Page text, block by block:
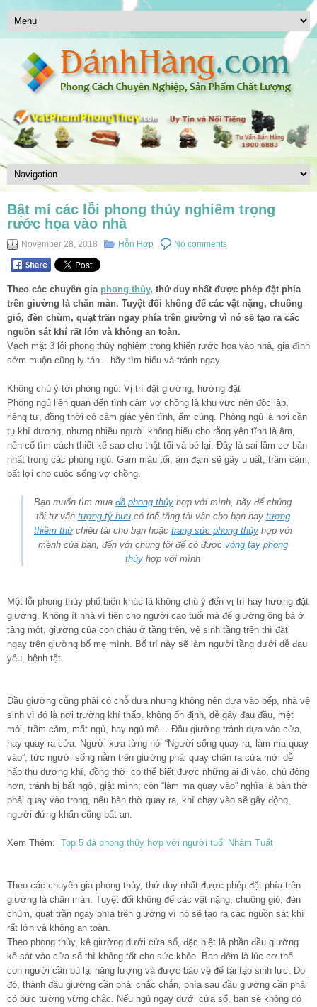
Bật mí các lỗi phong thủy nghiêm trọng
rước họa vào nhà
November 28, 2018 Hỗn Hợp No comments
Theo các chuyên gia phong thủy, thứ duy nhất được phép đặt phía
trên giường là chăn màn. Tuyệt đối không để các vật nặng, chuông
gió, đèn chùm, quạt trần ngay phía trên giường vì nó sẽ tạo ra các
nguồn sát khí rất lớn và không an toàn.
Vạch mặt 3 lỗi phong thủy nghiêm trọng khiến rước họa vào nhà, gia đình
sớm muộn cũng ly tán – hãy tìm hiểu và tránh ngay.
Không chú ý tới phòng ngủ: Vị trí đặt giường, hướng đặt
Phòng ngủ liên quan đến tình cảm vợ chồng là khu vực nên độc lập,
riêng tư, đồng thời có cảm giác yên tĩnh, ấm cúng. Phòng ngủ là nơi cần
tụ khí dương, nhưng nhiều người không hiểu cho rằng yên tĩnh là âm,
nên cố tìm cách thiết kế sao cho thật tối và bé lại. Đây là sai lầm cơ bản
nhất trong các phòng ngủ. Gam màu tối, ảm đạm sẽ gây u uất, trầm cảm,
bất lợi cho cuộc sống vợ chồng.
Bạn muốn tìm mua đồ phong thủy hợp với mình, hãy để chúng
tôi tư vấn tượng tỳ hưucó thể tăng tài vận cho bạn hay tượng
thiềm thừchiêu tài cho bạn hoặc trang sức phong thủyhợp với
mệnh của bạn, đến với chung tôi để có được vòng tay phong
thủy hợp với mình
Một lỗi phong thủy phổ biến khác là không chú ý đến vị trí hay hướng đặt
giường. Không ít nhà vì tiện cho người cao tuổi mà để giường ông bà ở
tầng một, giường của con cháu ở tầng trên, vệ sinh tầng trên thì đặt
ngay trên giường bố mẹ mình. Bố trí này sẽ làm người tầng dưới dễ đau
yếu, bệnh tật.
Đầu giường cũng phải có chỗ dựa nhưng không nên dựa vào bếp, nhà vệ
sinh vì đó là nơi trường khí thấp, không ổn định, dễ gây đau đầu, mệt
mỏi, trầm cảm, mất ngủ, hay ngủ mê… Đầu giường tránh dựa vào cửa,
hay quay ra cửa. Người xưa từng nói “Người sống quay ra, làm ma quay
vào”, tức người sống nằm trên giường phải quay chân ra cửa mới dễ
hấp thụ dương khí, đồng thời có thể biết được những ai đi vào, chủ động
hơn, tránh bị bất ngờ, giật mình; còn “làm ma quay vào” nghĩa là bàn thờ
phải quay vào trong, nếu bàn thờ quay ra, khí chạy vào sẽ gây động,
người đứng khấn cũng bất an.
Xem Thêm: Top 5 đá phong thủy hợp với người tuổi Nhâm Tuất
Theo các chuyên gia phong thủy, thứ duy nhất được phép đặt phía trên
giường là chăn màn. Tuyệt đối không để các vật nặng, chuông gió, đèn
chùm, quạt trần ngay phía trên giường vì nó sẽ tạo ra các nguồn sát khí
rất lớn và không an toàn.
Theo phong thủy, kê giường dưới cửa sổ, đặc biệt là phần đầu giường
kê sát vào cửa sổ thì không tốt cho sức khỏe. Ban đêm là lúc cơ thể
con người cần bù lại năng lượng và được bảo vệ để tái tạo sinh lực. Do
đó, thành đầu giường cần phải chắc chắn, phía sau đầu giường cần phải
có bức tường vững chắc. Nếu ngủ ngay dưới cửa sổ, bạn sẽ không có